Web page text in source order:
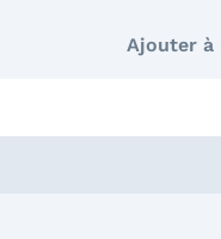
Ajouter à